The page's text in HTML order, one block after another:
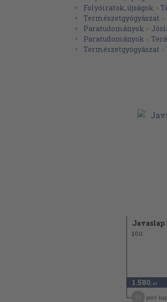
Folyóiratok, újságok >
Természetgyógyászat >
Paratudományok >
Paratudományok >
Természetgyógyászat >
Javaslap
2011
1.580 ,-Ft
pont